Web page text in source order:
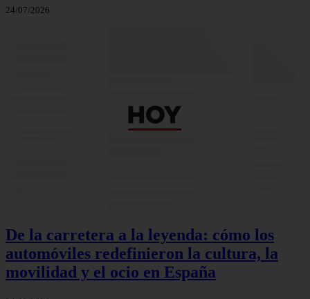
24/07/2026
De la carretera a la leyenda: cómo los
automóviles redefinieron la cultura, la
movilidad y el ocio en España